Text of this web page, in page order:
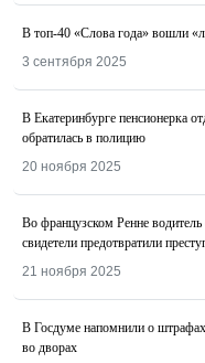
В топ-40 «Слова года» вошли
3 сентября 2025
В Екатеринбурге пенсионерка
обратилась в полицию
20 ноября 2025
Во французском Ренне водитель
свидетели предотвратили
21 ноября 2025
В Госдуме напомнили о штрафах
во дворах